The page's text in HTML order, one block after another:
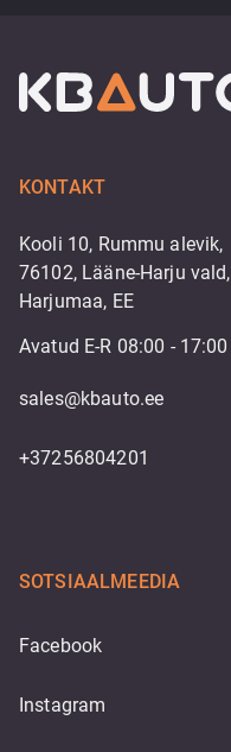
KONTAKT
Kooli 10, Rummu alevik,
76102, Lääne-Harju vald,
Harjumaa, EE
Avatud E-R 08:00 - 17:00
sales@kbauto.ee
+37256804201
SOTSIAALMEEDIA
Facebook
Instagram